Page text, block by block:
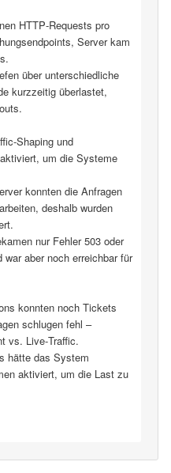
HTTP‑Requests pro
Server kam
über unterschiedliche
kurzzeitig überlastet,
und
um die Systeme
konnten die Anfragen
deshalb wurden
nur Fehler 503 oder
aber noch erreichbar für
konnten noch Tickets
schlugen fehl –
vs. Live‑Traffic.
hätte das System
aktiviert, um die Last zu